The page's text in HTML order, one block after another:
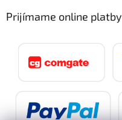
Prijímame online platby